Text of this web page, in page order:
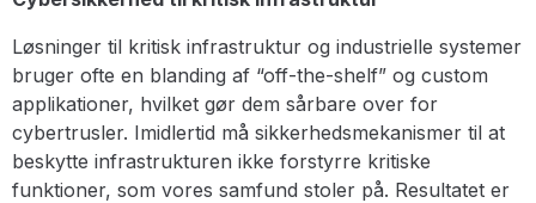
Løsninger til kritisk infrastruktur og industrielle systemer
bruger ofte en blanding af “off-the-shelf” og custom
applikationer, hvilket gør dem sårbare over for
cybertrusler. Imidlertid må sikkerhedsmekanismer til at
beskytte infrastrukturen ikke forstyrre kritiske
funktioner, som vores samfund stoler på. Resultatet er